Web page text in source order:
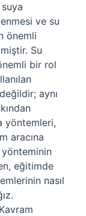
ve su
önemli
Su
bir rol
aynı
yöntemleri,
aracına
yönteminin
eğitimde
nasıl